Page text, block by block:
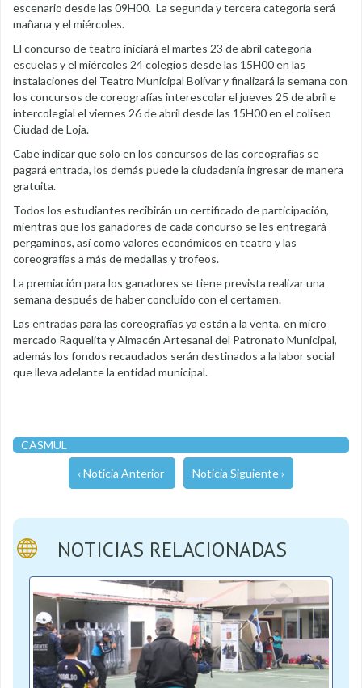
escenario desde las 09H00. La segunda y tercera categoría será
mañana y el miércoles.
El concurso de teatro iniciará el martes 23 de abril categoría
escuelas y el miércoles 24 colegios desde las 15H00 en las
instalaciones del Teatro Municipal Bolívar y finalizará la semana con
los concursos de coreografías interescolar el jueves 25 de abril e
intercolegial el viernes 26 de abril desde las 15H00 en el coliseo
Ciudad de Loja.
Cabe indicar que solo en los concursos de las coreografías se
pagará entrada, los demás puede la ciudadanía ingresar de manera
gratuita.
Todos los estudiantes recibirán un certificado de participación,
mientras que los ganadores de cada concurso se les entregará
pergaminos, así como valores económicos en teatro y las
coreografías a más de medallas y trofeos.
La premiación para los ganadores se tiene prevista realizar una
semana después de haber concluido con el certamen.
Las entradas para las coreografías ya están a la venta, en micro
mercado Raquelita y Almacén Artesanal del Patronato Municipal,
además los fondos recaudados serán destinados a la labor social
que lleva adelante la entidad municipal.
CASMUL
‹ Noticia Anterior Noticia Siguiente ›
NOTICIAS RELACIONADAS